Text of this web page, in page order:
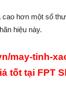
cao hơn một số
hiệu này.
may-tinh-
tốt tại FPT